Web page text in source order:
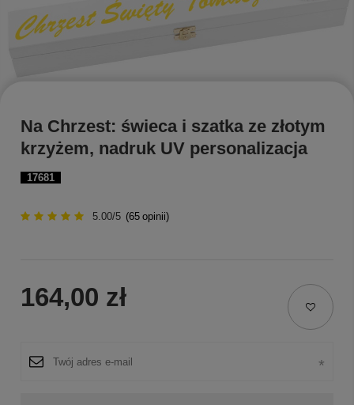
17681
Na Chrzest: świeca i szatka ze złotym
krzyżem, nadruk UV personalizacja
5.00/5 (65 opinii)
164,00 zł